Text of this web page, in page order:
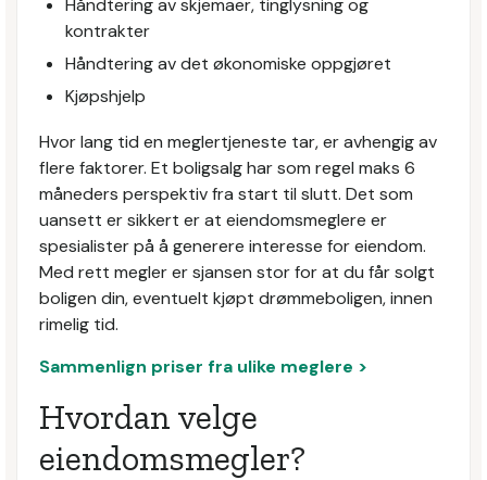
Håndtering av skjemaer, tinglysning og
kontrakter
Håndtering av det økonomiske oppgjøret
Kjøpshjelp
Hvor lang tid en meglertjeneste tar, er avhengig av
flere faktorer. Et boligsalg har som regel maks 6
måneders perspektiv fra start til slutt. Det som
uansett er sikkert er at eiendomsmeglere er
spesialister på å generere interesse for eiendom.
Med rett megler er sjansen stor for at du får solgt
boligen din, eventuelt kjøpt drømmeboligen, innen
rimelig tid.
Sammenlign priser fra ulike meglere >
Hvordan velge
eiendomsmegler?